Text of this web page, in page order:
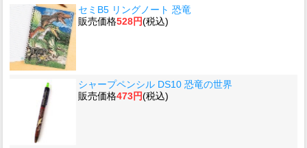
セミB5 リングノート 恐竜
販売価格528円(税込)
シャープペンシル DS10 恐竜の世界
販売価格473円(税込)